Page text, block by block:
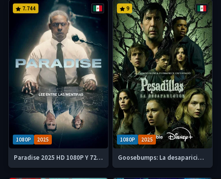
1080P 2025
7.744
Paradise 2025 HD 1080P Y 720p Latino
1080P 2025
9
Goosebumps: La desaparición 2025 HD 720p Latino